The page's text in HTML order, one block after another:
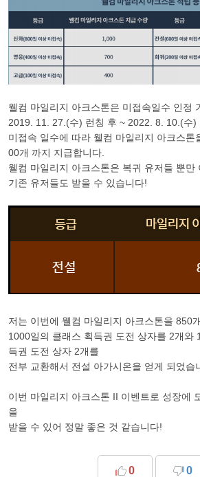
웰컴 마일리지 아크스톤은 미접속일수 인정
2019. 11. 27.(수) 런칭 후 ~ 2022. 8. 10.(수)
미접속 일수에 따라 웰컴 마일리지 아크스
00개 까지 지급합니다.
웰컴 마일리지 아크스톤은 복귀 유저들 뿐만
기존 유저들도 받을 수 있습니다!
저는 이번에 웰컴 마일리지 아크스톤을 850
1000일의 클래스 획득권 도전 상자를 2개와
득권 도전 상자 2개를
전부 교환해서 전설 아가시온을 얻게 되었습
이번 마일리지 아크스톤 II 이벤트로 성장에
을
받을 수 있어 정말 좋은 것 같습니다!
0 0